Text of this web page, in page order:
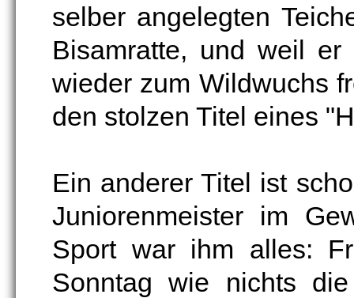
selber angelegten
Bisamratte, und weil
wieder zum Wildwuchs
den stolzen Titel eines
Ein anderer Titel ist
Juniorenmeister im
Sport war ihm alles:
Sonntag wie nichts